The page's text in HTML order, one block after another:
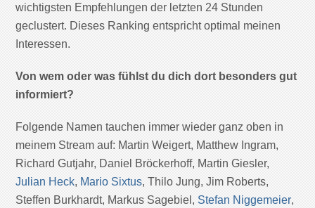
wichtigsten Empfehlungen der letzten 24 Stunden
geclustert. Dieses Ranking entspricht optimal meinen
Interessen.
Von wem oder was fühlst du dich dort besonders gut
informiert?
Folgende Namen tauchen immer wieder ganz oben in
meinem Stream auf: Martin Weigert, Matthew Ingram,
Richard Gutjahr, Daniel Bröckerhoff, Martin Giesler,
Julian Heck, Mario Sixtus, Thilo Jung, Jim Roberts,
Steffen Burkhardt, Markus Sagebiel, Stefan Niggemeier,